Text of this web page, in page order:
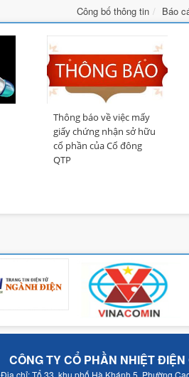
Công bố thông tin Báo
Thông báo về việc mấy
giấy chứng nhận sở hữu
cổ phần của Cổ đông
QTP
CÔNG TY CỔ PHẦN NHIỆT ĐIỆN
Địa chỉ: Tổ 33, khu phố Hà Khánh 5, Phường